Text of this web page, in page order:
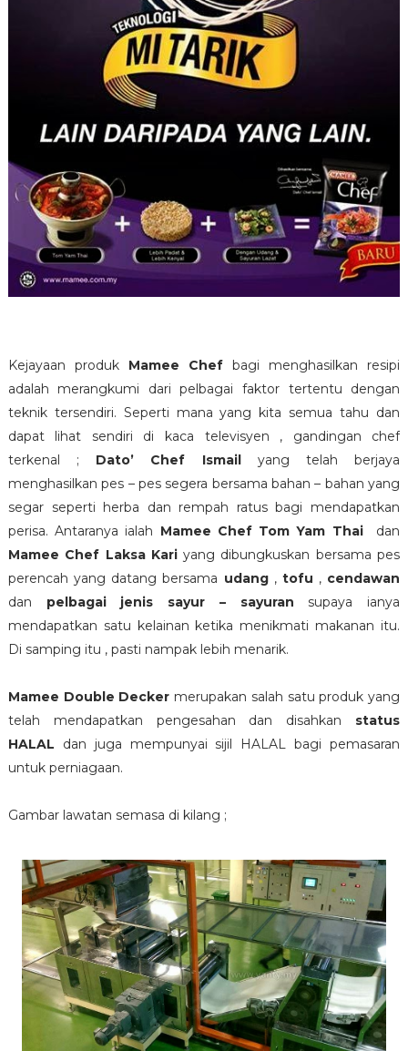
Kejayaan produk Mamee Chef bagi menghasilkan resipi
adalah merangkumi dari pelbagai faktor tertentu dengan
teknik tersendiri. Seperti mana yang kita semua tahu dan
dapat lihat sendiri di kaca televisyen , gandingan chef
terkenal ; Dato’ Chef Ismail yang telah berjaya
menghasilkan pes – pes segera bersama bahan – bahan yang
segar seperti herba dan rempah ratus bagi mendapatkan
perisa. Antaranya ialah Mamee Chef Tom Yam Thaidan
Mamee Chef Laksa Kariyang dibungkuskan bersama pes
perencah yang datang bersama udang, tofu , cendawan
dan pelbagai jenis sayur – sayuran supaya ianya
mendapatkan satu kelainan ketika menikmati makanan itu.
Di samping itu , pasti nampak lebih menarik.
Mamee Double Decker merupakan salah satu produk yang
telah mendapatkan pengesahan dan disahkan status
HALAL dan juga mempunyai sijil HALAL bagi pemasaran
untuk perniagaan.
Gambar lawatan semasa di kilang ;